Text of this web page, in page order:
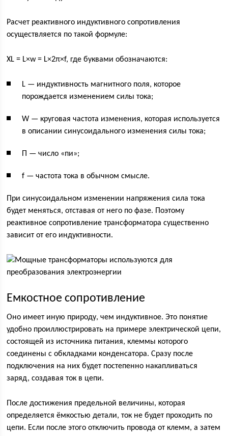
Расчет реактивного индуктивного сопротивления
осуществляется по такой формуле:
XL = L×w = L×2π×f, где буквами обозначаются:
L — индуктивность магнитного поля, которое
порождается изменением силы тока;
W — круговая частота изменения, которая используется
в описании синусоидального изменения силы тока;
Π — число «пи»;
f — частота тока в обычном смысле.
При синусоидальном изменении напряжения сила тока
будет меняться, отставая от него по фазе. Поэтому
реактивное сопротивление трансформатора существенно
зависит от его индуктивности.
Емкостное сопротивление
Оно имеет иную природу, чем индуктивное. Это понятие
удобно проиллюстрировать на примере электрической цепи,
состоящей из источника питания, клеммы которого
соединены с обкладками конденсатора. Сразу после
подключения на них будет постепенно накапливаться
заряд, создавая ток в цепи.
После достижения предельной величины, которая
определяется ёмкостью детали, ток не будет проходить по
цепи. Если после этого отключить провода от клемм, а затем